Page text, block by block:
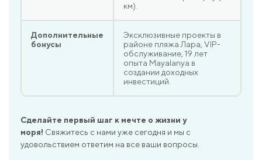
км).
Дополнительные
бонусы
Эксклюзивные проекты в
районе пляжа Лара, VIP-
обслуживание, 19 лет
опыта Mayalanya в
создании доходных
инвестиций.
Сделайте первый шаг к мечте о жизни у
моря! Свяжитесь с нами уже сегодня и мы с
удовольствием ответим на все ваши вопросы.